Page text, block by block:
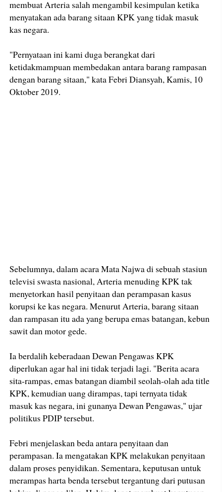
membuat Arteria salah mengambil kesimpulan ketika
menyatakan ada barang sitaan KPK yang tidak masuk
kas negara.
"Pernyataan ini kami duga berangkat dari
ketidakmampuan membedakan antara barang rampasan
dengan barang sitaan," kata Febri Diansyah, Kamis, 10
Oktober 2019.
Sebelumnya, dalam acara Mata Najwa di sebuah stasiun
televisi swasta nasional, Arteria menuding KPK tak
menyetorkan hasil penyitaan dan perampasan kasus
korupsi ke kas negara. Menurut Arteria, barang sitaan
dan rampasan itu ada yang berupa emas batangan, kebun
sawit dan motor gede.
Ia berdalih keberadaan Dewan Pengawas KPK
diperlukan agar hal ini tidak terjadi lagi. "Berita acara
sita-rampas, emas batangan diambil seolah-olah ada title
KPK, kemudian uang dirampas, tapi ternyata tidak
masuk kas negara, ini gunanya Dewan Pengawas," ujar
politikus PDIP tersebut.
Febri menjelaskan beda antara penyitaan dan
perampasan. Ia mengatakan KPK melakukan penyitaan
dalam proses penyidikan. Sementara, keputusan untuk
merampas harta benda tersebut tergantung dari putusan